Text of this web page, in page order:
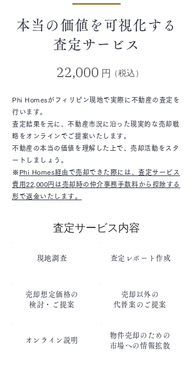
本当の価値を可視化する
査定サービス
22,000 （税込）
円
Phi Homesがフィリピン現地で実際に不動産の査定を
行います。
査定結果を元に、不動産市況に沿った現実的な売却戦
略をオンラインでご提案いたします。
不動産の本当の価値を理解した上で、売却活動をスタ
ートしましょう。
※ Phi Homes経由で売却できた際には、査定サービス
費用22,000円は売却時の仲介事務手数料から控除する
形で返金いたします。
査定サービス内容
現地調査 査定レポート作成
売却想定価格の
検討・ご提案
売却以外の
代替案のご提案
オンライン説明
物件売却のための
市場への情報拡散